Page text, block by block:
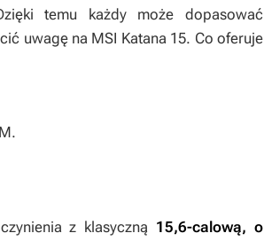
temu każdy może dopasować
uwagę na MSI Katana 15. Co oferuje
z klasyczną 15,6-calową, o